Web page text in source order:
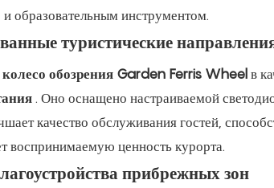
образовательным инструментом.
туристические
обозрения Garden Ferris Wheelв
. Оно оснащено настраиваемой
качество обслуживания гостей,
воспринимаемую ценность курорта.
прибрежных зон